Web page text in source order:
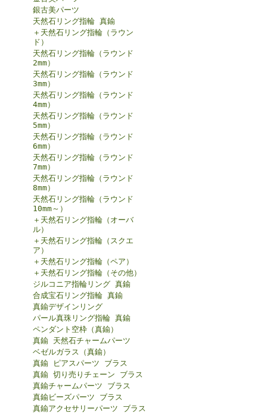
銀古美パーツ
天然石リング指輪 真鍮
＋天然石リング指輪（ラウン
ド）
天然石リング指輪（ラウンド
2mm）
天然石リング指輪（ラウンド
3mm）
天然石リング指輪（ラウンド
4mm）
天然石リング指輪（ラウンド
5mm）
天然石リング指輪（ラウンド
6mm）
天然石リング指輪（ラウンド
7mm）
天然石リング指輪（ラウンド
8mm）
天然石リング指輪（ラウンド
10mm～）
＋天然石リング指輪（オーバ
ル）
＋天然石リング指輪（スクエ
ア）
＋天然石リング指輪（ペア）
＋天然石リング指輪（その他）
ジルコニア指輪リング 真鍮
合成宝石リング指輪 真鍮
真鍮デザインリング
パール真珠リング指輪 真鍮
ペンダント空枠（真鍮）
真鍮 天然石チャームパーツ
ベゼルガラス（真鍮）
真鍮 ピアスパーツ ブラス
真鍮 切り売りチェーン ブラス
真鍮チャームパーツ ブラス
真鍮ビーズパーツ ブラス
真鍮アクセサリーパーツ ブラス